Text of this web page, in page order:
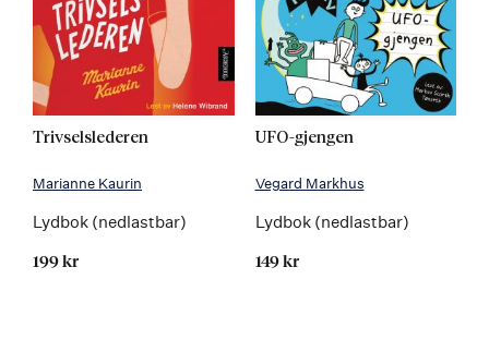
Trivselslederen
Marianne Kaurin
Lydbok (nedlastbar)
199 kr
UFO-gjengen
Vegard Markhus
Lydbok (nedlastbar)
149 kr